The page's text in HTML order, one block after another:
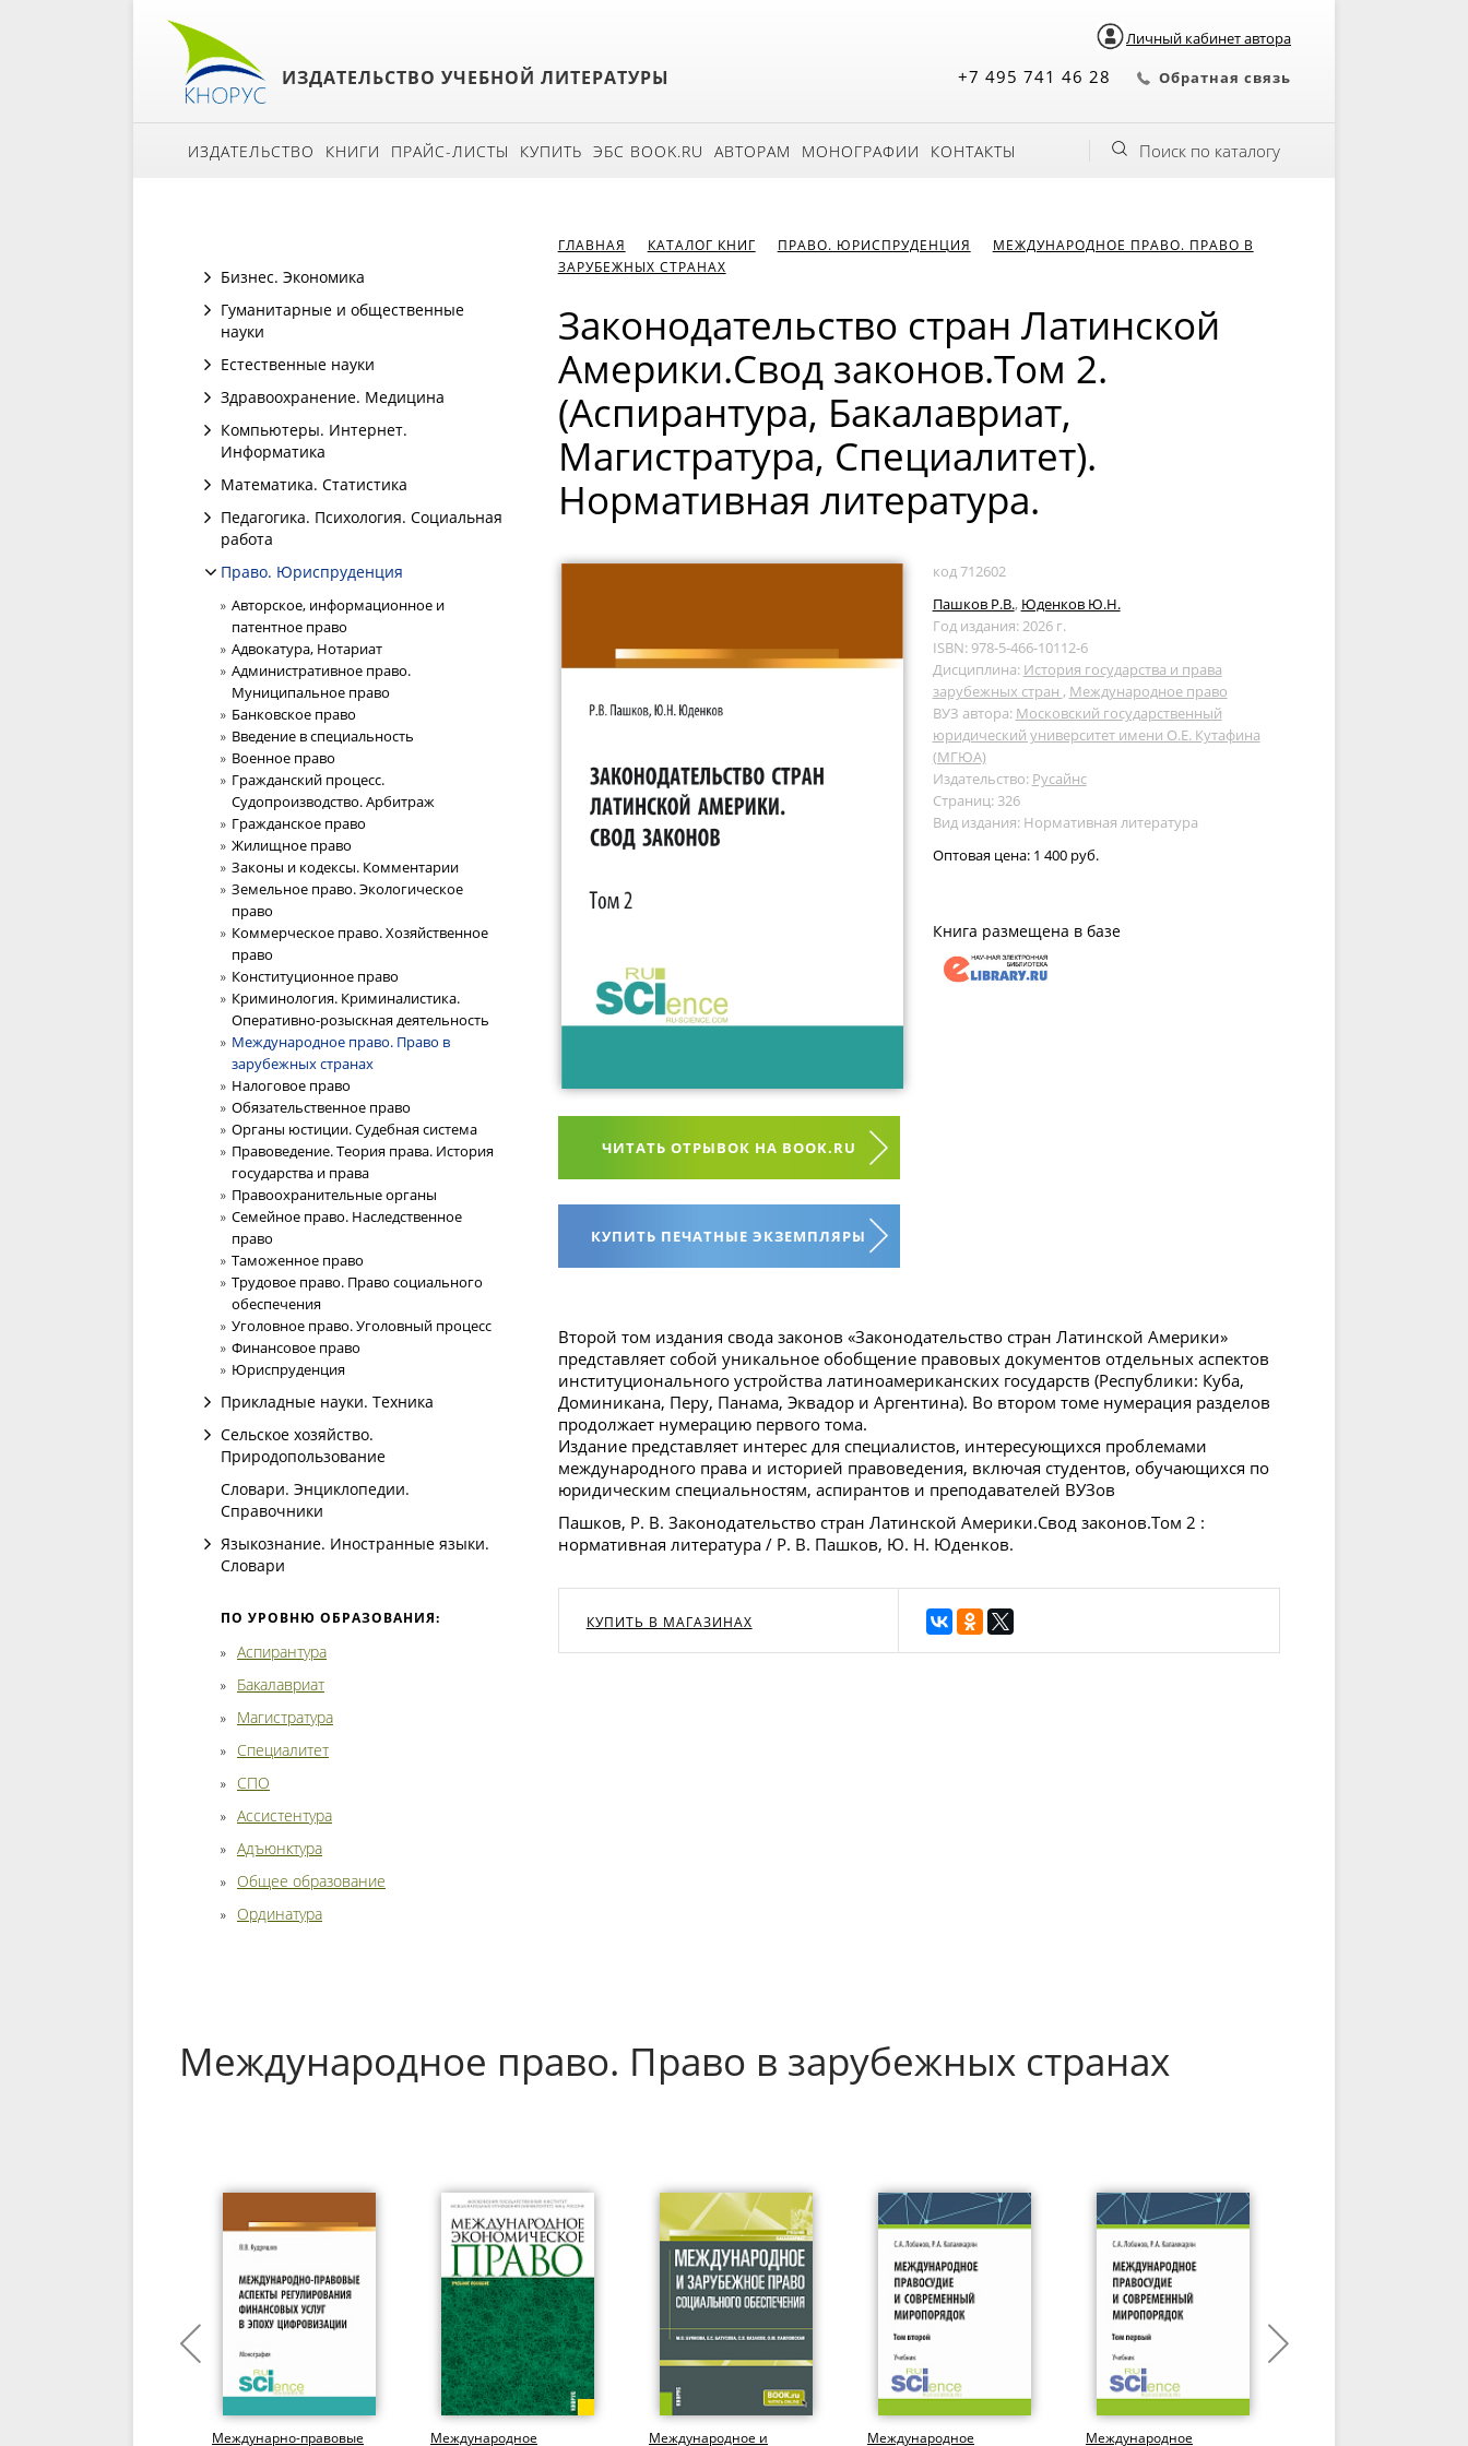
Личный кабинет автора
ИЗДАТЕЛЬСТВО УЧЕБНОЙ ЛИТЕРАТУРЫ +7 495 741 46 28 Обратная связь
ИЗДАТЕЛЬСТВО КНИГИ ПРАЙС-ЛИСТЫ КУПИТЬ ЭБС BOOK.RU АВТОРАМ МОНОГРАФИИ КОНТАКТЫ Поиск по каталогу
Бизнес. Экономика
Гуманитарные и общественные
науки
Естественные науки
Здравоохранение. Медицина
Компьютеры. Интернет.
Информатика
Математика. Статистика
Педагогика. Психология. Социальная
работа
Право. Юриспруденция
Авторское, информационное и
патентное право
Адвокатура, Нотариат
Административное право.
Муниципальное право
Банковское право
Введение в специальность
Военное право
Гражданский процесс.
Судопроизводство. Арбитраж
Гражданское право
Жилищное право
Законы и кодексы. Комментарии
Земельное право. Экологическое
право
Коммерческое право. Хозяйственное
право
Конституционное право
Криминология. Криминалистика.
Оперативно-розыскная деятельность
Международное право. Право в
зарубежных странах
Налоговое право
Обязательственное право
Органы юстиции. Судебная система
Правоведение. Теория права. История
государства и права
Правоохранительные органы
Семейное право. Наследственное
право
Таможенное право
Трудовое право. Право социального
обеспечения
Уголовное право. Уголовный процесс
Финансовое право
Юриспруденция
Прикладные науки. Техника
Сельское хозяйство.
Природопользование
Словари. Энциклопедии.
Справочники
Языкознание. Иностранные языки.
Словари
ПО УРОВНЮ ОБРАЗОВАНИЯ:
Аспирантура
Бакалавриат
Магистратура
Специалитет
СПО
Ассистентура
Адъюнктура
Общее образование
Ординатура
ГЛАВНАЯ КАТАЛОГ КНИГ ПРАВО. ЮРИСПРУДЕНЦИЯ
МЕЖДУНАРОДНОЕ ПРАВО. ПРАВО В
ЗАРУБЕЖНЫХ СТРАНАХ
Законодательство стран Латинской
Америки.Свод законов.Том 2.
(Аспирантура, Бакалавриат,
Магистратура, Специалитет).
Нормативная литература.
ЧИТАТЬ ОТРЫВОК НА BOOK.RU
КУПИТЬ ПЕЧАТНЫЕ ЭКЗЕМПЛЯРЫ
код 712602
Пашков Р.В., Юденков Ю.Н.
Год издания: 2026 г.
ISBN: 978-5-466-10112-6
Дисциплина: История государства и права
зарубежных стран , Международное право
ВУЗ автора: Московский государственный
юридический университет имени О.Е. Кутафина
(МГЮА)
Издательство: Русайнс
Страниц: 326
Вид издания: Нормативная литература
Оптовая цена: 1 400 руб.
Книга размещена в базе
Второй том издания свода законов «Законодательство стран Латинской Америки»
представляет собой уникальное обобщение правовых документов отдельных аспектов
институционального устройства латиноамериканских государств (Республики: Куба,
Доминикана, Перу, Панама, Эквадор и Аргентина). Во втором томе нумерация разделов
продолжает нумерацию первого тома.
Издание представляет интерес для специалистов, интересующихся проблемами
международного права и историей правоведения, включая студентов, обучающихся по
юридическим специальностям, аспирантов и преподавателей ВУЗов
Пашков, Р. В. Законодательство стран Латинской Америки.Свод законов.Том 2 :
нормативная литература / Р. В. Пашков, Ю. Н. Юденков.
КУПИТЬ В МАГАЗИНАХ
Международное право. Право в зарубежных странах
Междунарно-правовые
Международное
Международное и
Международное
Международное